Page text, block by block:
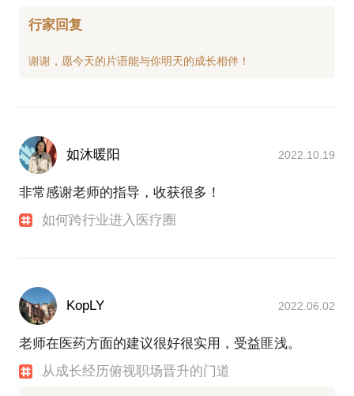
行家回复
如沐暖阳 2022.10.19
非常感谢老师的指导，收获很多！
如何跨行业进入医疗圈
KopLY 2022.06.02
老师在医药方面的建议很好很实用，受益匪浅。
从成长经历俯视职场晋升的门道